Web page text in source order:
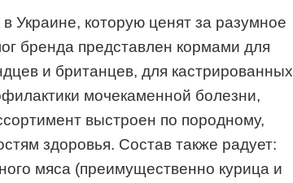
Украине, которую ценят за разумное
бренда представлен кормами для
и британцев, для кастрированных
мочекаменной болезни,
выстроен по породному,
здоровья. Состав также радует:
мяса (преимущественно курица и